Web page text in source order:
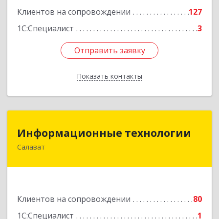
Клиентов на сопровождении
127
1С:Специалист
3
Отправить заявку
Показать контакты
Отправить заявку
Назад
Информационные технологии
Салават
Клиентов на сопровождении
80
1С:Специалист
1
Информационные технологии